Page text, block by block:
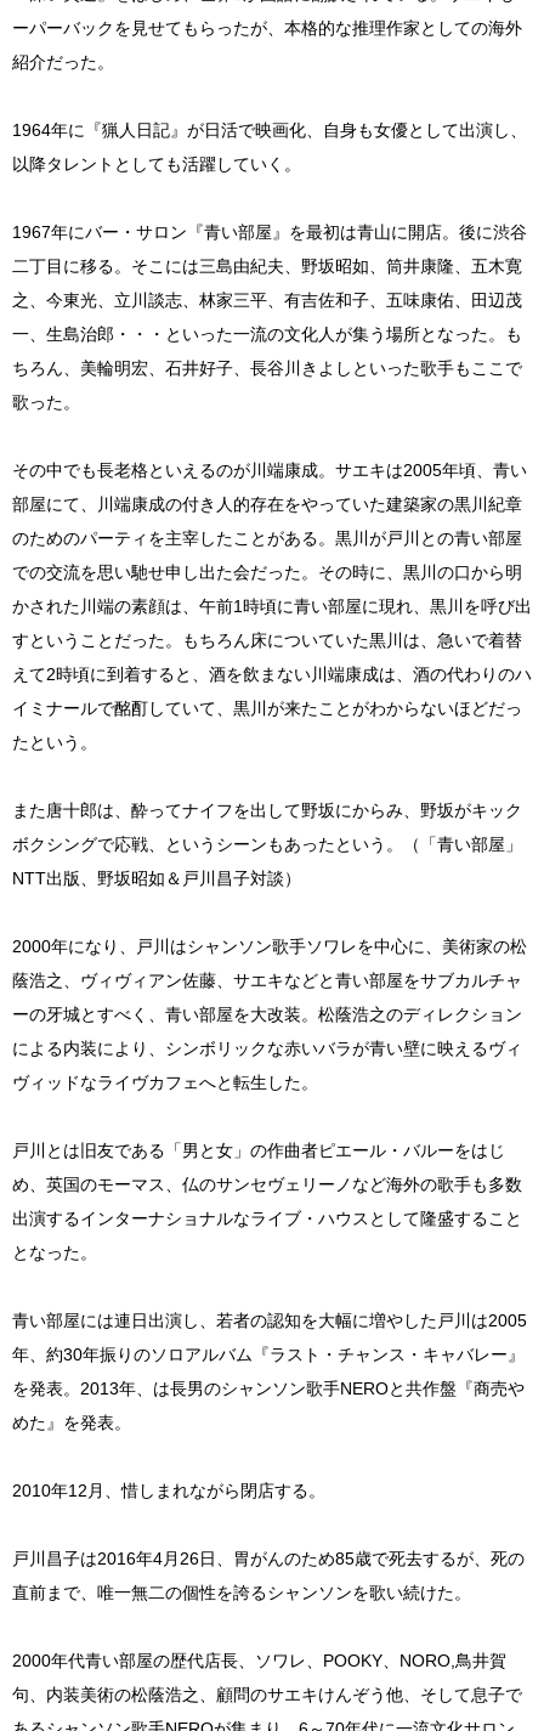
ーパーバックを見せてもらったが、本格的な推理作家としての海外
紹介だった。
1964年に『猟人日記』が日活で映画化、自身も女優として出演し、
以降タレントとしても活躍していく。
1967年にバー・サロン『青い部屋』を最初は青山に開店。後に渋谷
二丁目に移る。そこには三島由紀夫、野坂昭如、筒井康隆、五木寛
之、今東光、立川談志、林家三平、有吉佐和子、五味康佑、田辺茂
一、生島治郎・・・といった一流の文化人が集う場所となった。も
ちろん、美輪明宏、石井好子、長谷川きよしといった歌手もここで
歌った。
その中でも長老格といえるのが川端康成。サエキは2005年頃、青い
部屋にて、川端康成の付き人的存在をやっていた建築家の黒川紀章
のためのパーティを主宰したことがある。黒川が戸川との青い部屋
での交流を思い馳せ申し出た会だった。その時に、黒川の口から明
かされた川端の素顔は、午前1時頃に青い部屋に現れ、黒川を呼び出
すということだった。もちろん床についていた黒川は、急いで着替
えて2時頃に到着すると、酒を飲まない川端康成は、酒の代わりのハ
イミナールで酩酊していて、黒川が来たことがわからないほどだっ
たという。
また唐十郎は、酔ってナイフを出して野坂にからみ、野坂がキック
ボクシングで応戦、というシーンもあったという。（「青い部屋」
NTT出版、野坂昭如＆戸川昌子対談）
2000年になり、戸川はシャンソン歌手ソワレを中心に、美術家の松
蔭浩之、ヴィヴィアン佐藤、サエキなどと青い部屋をサブカルチャ
ーの牙城とすべく、青い部屋を大改装。松蔭浩之のディレクション
による内装により、シンボリックな赤いバラが青い壁に映えるヴィ
ヴィッドなライヴカフェへと転生した。
戸川とは旧友である「男と女」の作曲者ピエール・バルーをはじ
め、英国のモーマス、仏のサンセヴェリーノなど海外の歌手も多数
出演するインターナショナルなライブ・ハウスとして隆盛すること
となった。
青い部屋には連日出演し、若者の認知を大幅に増やした戸川は2005
年、約30年振りのソロアルバム『ラスト・チャンス・キャバレー』
を発表。2013年、は長男のシャンソン歌手NEROと共作盤『商売や
めた』を発表。
2010年12月、惜しまれながら閉店する。
戸川昌子は2016年4月26日、胃がんのため85歳で死去するが、死の
直前まで、唯一無二の個性を誇るシャンソンを歌い続けた。
2000年代青い部屋の歴代店長、ソワレ、POOKY、NORO,鳥井賀
句、内装美術の松蔭浩之、顧問のサエキけんぞう他、そして息子で